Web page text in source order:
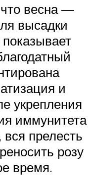
что весна —
высадки
показывает
и
укрепления
иммунитета
прелесть
розу
время.